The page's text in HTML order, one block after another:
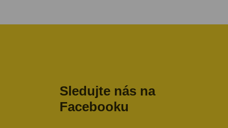
Sledujte nás na
Facebooku